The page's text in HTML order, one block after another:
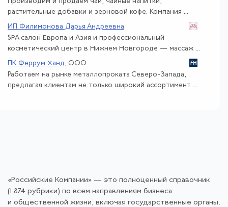
растительные добавки и зерновой кофе. Компания ...
ИП Филимонова Дарья Андреевна
SPA салон Европа и Азия и профессиональный
косметический центр в Нижнем Новгороде — массаж ...
ПК Феррум Ханд , ООО
Работаем на рынке металлопроката Северо-Запада,
предлагая клиентам не только широкий ассортимент ...
«Российские Компании» — это полноценный справочник
(1 874 рубрики) по всем направлениям бизнеса
и общественной жизни, включая государственные органы.